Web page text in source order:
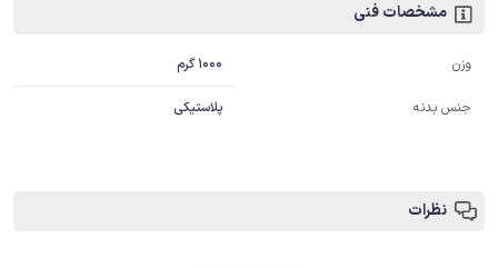
مشخصات فنی
وزن 1000 گرم
جنس بدنه پلاستیکی
نظرات